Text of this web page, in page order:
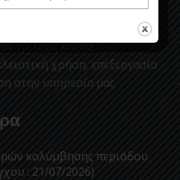
αυτών, σας
μήνυμα, πως τα στοιχεία
τρίτους και θα
χρήση, επεξεργασία
στην υπηρεσία μας.
κολύμβησης περιόδου
: 21/07/2026)